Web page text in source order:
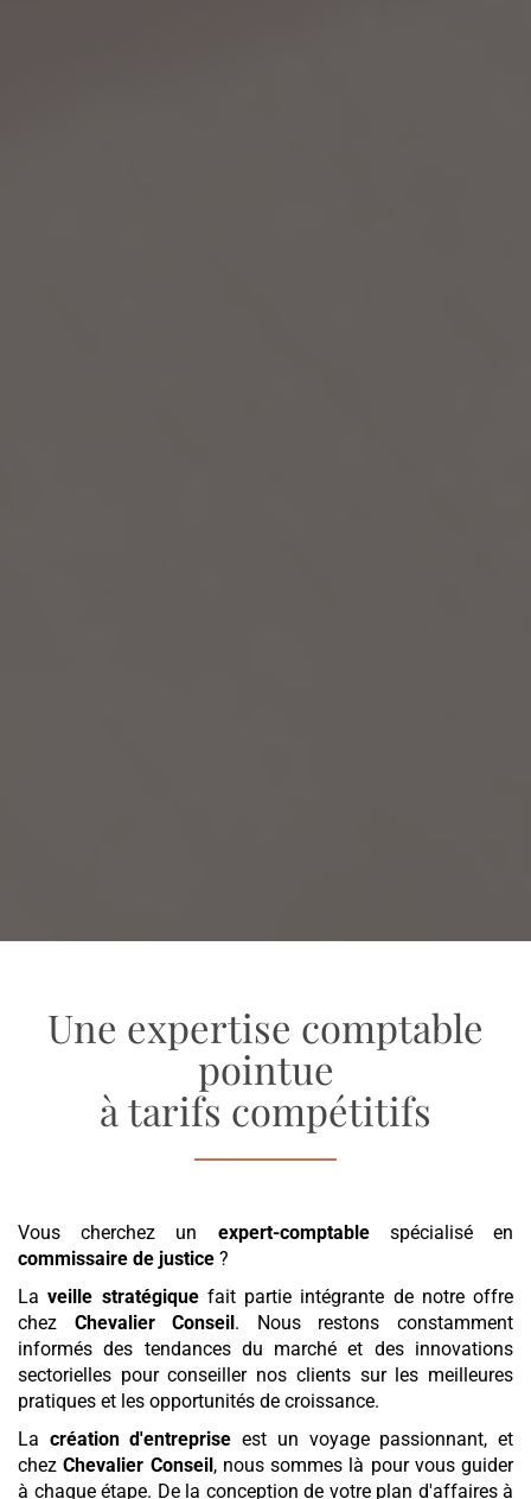
Une expertise comptable
pointue
à tarifs compétitifs
Vous cherchez un expert-comptablespécialisé en
commissaire de justice ?
Laveille stratégiquefait partie intégrante de notre offre
chez Chevalier Conseil. Nous restons constamment
informés des tendances du marché et des innovations
sectorielles pour conseiller nos clients sur les meilleures
pratiques et les opportunités de croissance.
La création d'entreprise est un voyage passionnant, et
chezChevalier Conseil, nous sommes là pour vous guider
à chaque étape. De la conception de votre plan d'affaires à